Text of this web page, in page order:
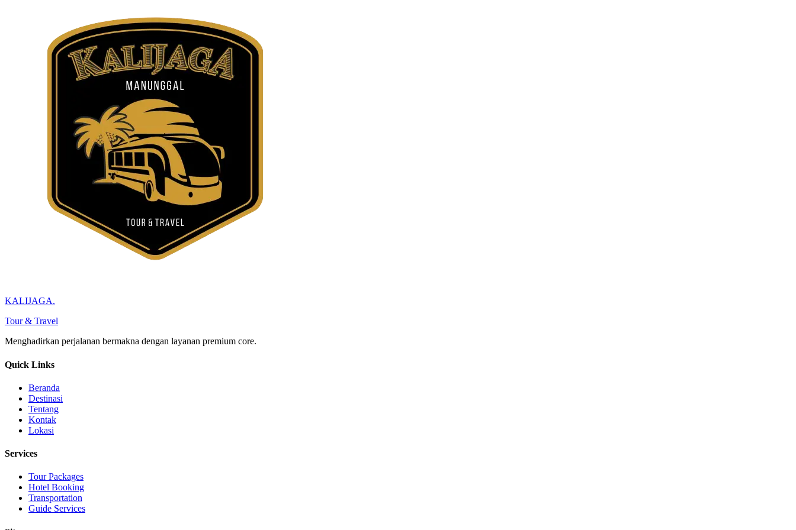
KALIJAGA.
Tour & Travel
Menghadirkan perjalanan bermakna dengan layanan premium core.
Quick Links
Beranda
Destinasi
Tentang
Kontak
Lokasi
Services
Tour Packages
Hotel Booking
Transportation
Guide Services